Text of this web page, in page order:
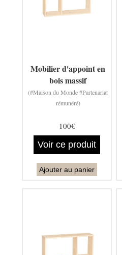
Mobilier d'appoint en
bois massif
(#Maison du Monde #Partenariat
rémunéré)
100€
Voir ce produit
Ajouter au panier